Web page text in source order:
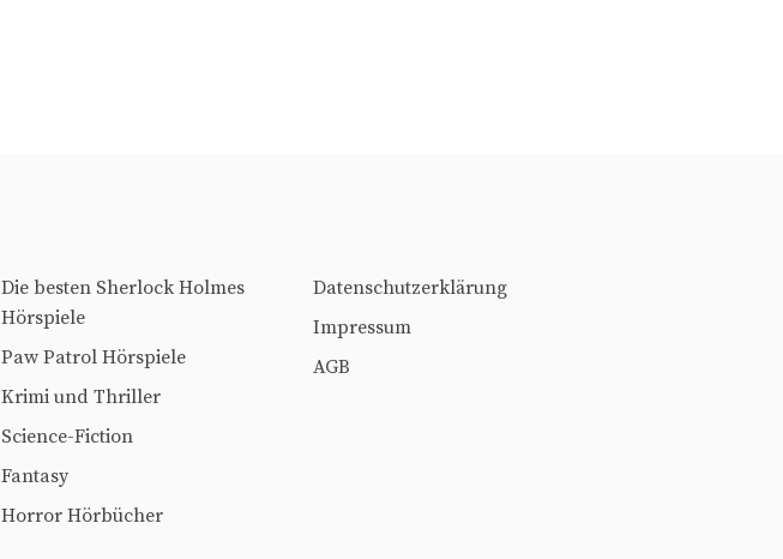
Die besten Sherlock Holmes
Hörspiele
Paw Patrol Hörspiele
Krimi und Thriller
Science-Fiction
Fantasy
Horror Hörbücher
Datenschutzerklärung
Impressum
AGB